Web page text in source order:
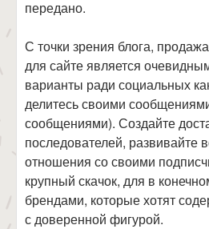
передано.
С точки зрения блога,
для сайте является
варианты ради социальных
делитесь своими
сообщениями). Создайте
последователей, развивайте
отношения со своими
крупный скачок, для в
брендами, которые хотят
с доверенной фигурой.